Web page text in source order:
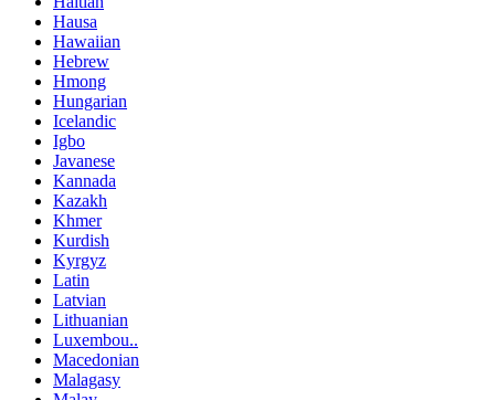
Hausa
Hawaiian
Hebrew
Hmong
Hungarian
Icelandic
Igbo
Javanese
Kannada
Kazakh
Khmer
Kurdish
Kyrgyz
Latin
Latvian
Lithuanian
Luxembou..
Macedonian
Malagasy